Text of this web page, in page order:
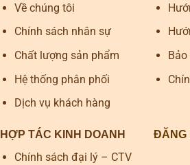
Về chúng tôi
Chính sách nhân sự
Chất lượng sản phẩm
Hệ thống phân phối
Dịch vụ khách hàng
HỢP TÁC KINH DOANH
Chính sách đại lý – CTV
ĐĂNG